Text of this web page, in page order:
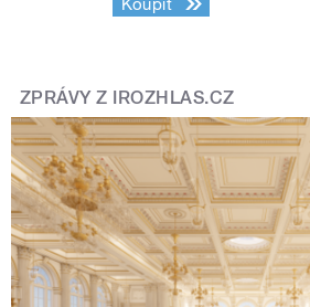
ZPRÁVY Z IROZHLAS.CZ